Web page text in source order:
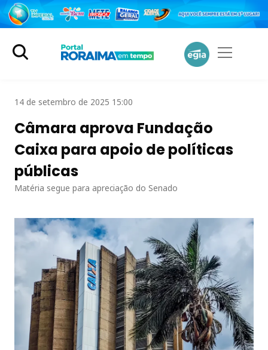
14 de setembro de 2025 15:00
Câmara aprova Fundação
Caixa para apoio de políticas
públicas
Matéria segue para apreciação do Senado